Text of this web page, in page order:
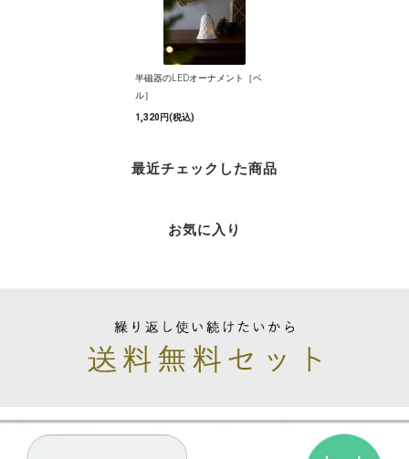
半磁器のLEDオーナメント［ベ
ル］
1,320円(税込)
最近チェックした商品
お気に入り